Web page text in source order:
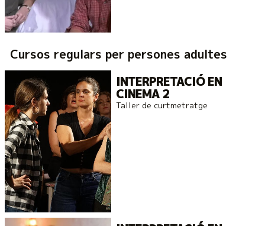
Cursos regulars per persones adultes
INTERPRETACIÓ EN
CINEMA 2
Taller de curtmetratge